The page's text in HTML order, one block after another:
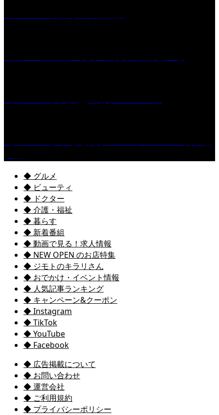
◆ グルメ
◆ ビューティ
◆ ドクター
◆ 介護・福祉
◆ 暮らす
◆ 新着番組
◆ 動画で見る！求人情報
◆ NEW OPEN のお店特集
◆ ジモトのキラリさん
◆ おでかけ・イベント情報
◆ 人気記事ランキング
◆ キャンペーン&クーポン
◆ Instagram
◆ TikTok
◆ YouTube
◆ Facebook
◆ 広告掲載について
◆ お問い合わせ
◆ 運営会社
◆ ご利用規約
◆ プライバシーポリシー